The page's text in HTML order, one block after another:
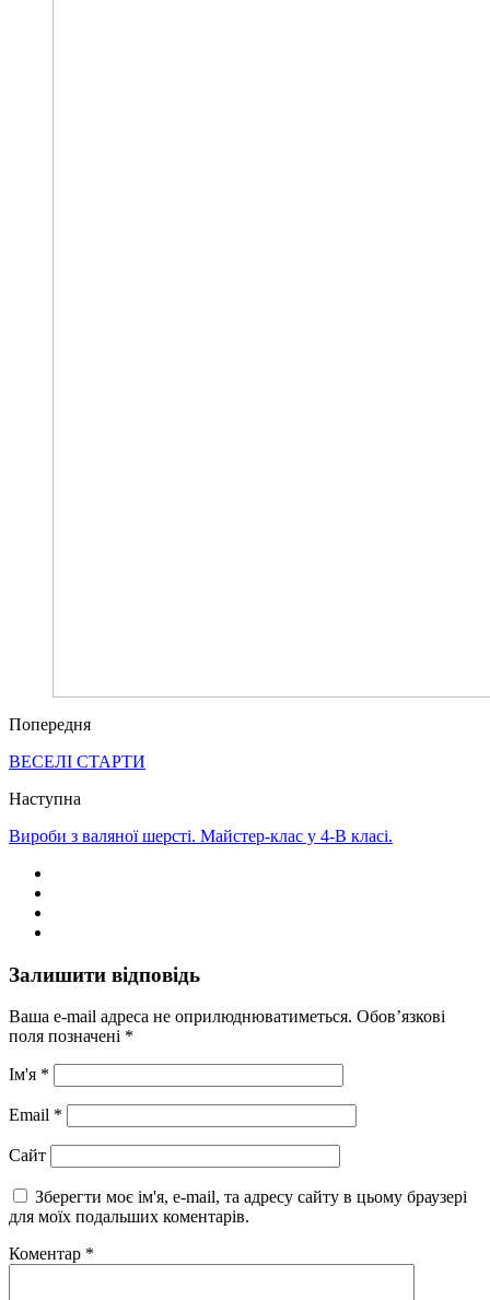
Попередня
ВЕСЕЛІ СТАРТИ
Наступна
Вироби з валяної шерсті. Майстер-клас у 4-В класі.
Залишити відповідь
Ваша e-mail адреса не оприлюднюватиметься. Обов’язкові
поля позначені *
Ім'я *
Email *
Сайт
Зберегти моє ім'я, e-mail, та адресу сайту в цьому браузері
для моїх подальших коментарів.
Коментар *